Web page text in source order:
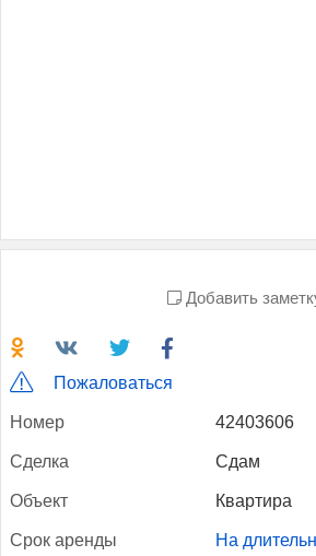
Добавить
Пожаловаться
Но­мер 42403606
Сдел­ка Сдам
Объ­ект Квартира
Срок арен­ды На